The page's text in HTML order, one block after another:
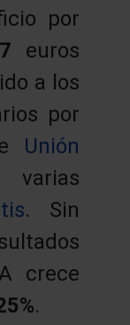
por
euros
a los
por
Unión
. Sin
crece
.